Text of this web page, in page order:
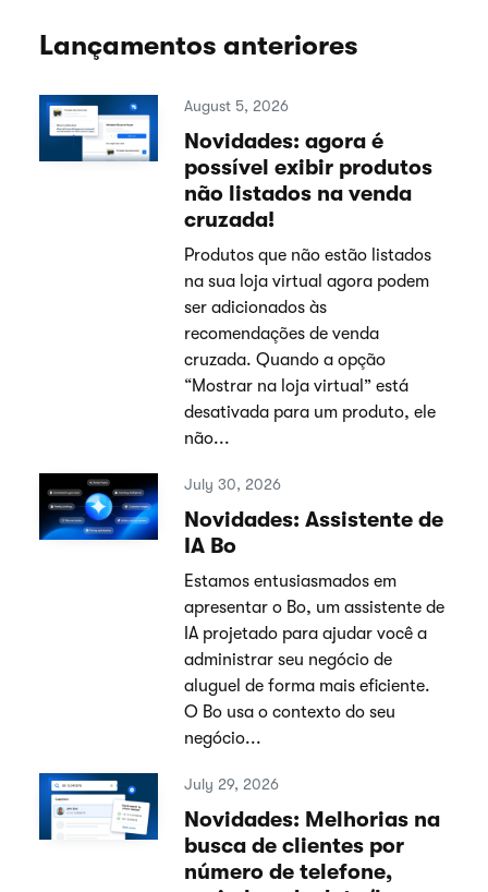
Lançamentos anteriores
August 5, 2026
Novidades: agora é
possível exibir produtos
não listados na venda
cruzada!
Produtos que não estão listados
na sua loja virtual agora podem
ser adicionados às
recomendações de venda
cruzada. Quando a opção
“Mostrar na loja virtual” está
desativada para um produto, ele
não...
July 30, 2026
Novidades: Assistente de
IA Bo
Estamos entusiasmados em
apresentar o Bo, um assistente de
IA projetado para ajudar você a
administrar seu negócio de
aluguel de forma mais eficiente.
O Bo usa o contexto do seu
negócio...
July 29, 2026
Novidades: Melhorias na
busca de clientes por
número de telefone,